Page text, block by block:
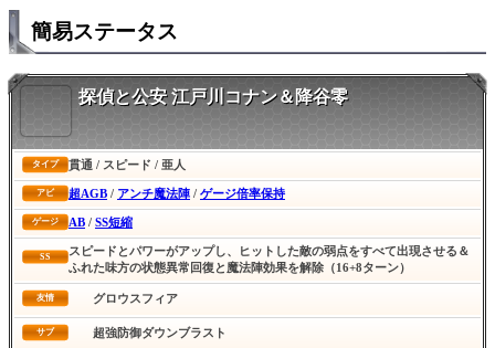
簡易ステータス
探偵と公安 江戸川コナン＆降谷零
タイプ 貫通 / スピード / 亜人
アビ 超AGB / アンチ魔法陣 / ゲージ倍率保持
ゲージ AB / SS短縮
SS
スピードとパワーがアップし、ヒットした敵の弱点をすべて出現させる＆
ふれた味方の状態異常回復と魔法陣効果を解除（16+8ターン）
友情 グロウスフィア
サブ 超強防御ダウンブラスト